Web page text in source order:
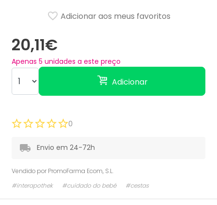
20,11€
Apenas 5 unidades a este preço
Adicionar
Adicionar aos meus favoritos
0
Envio em 24-72h
Vendido por PromoFarma Ecom, S.L.
#interapothek
#cuidado do bebé #cestas